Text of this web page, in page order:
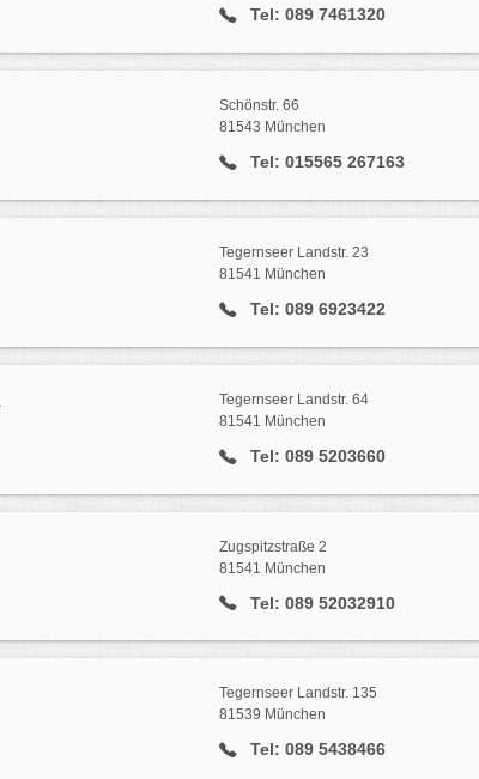
Tel: 089 7461320
Schönstr. 66
81543 München
Tel: 015565 267163
Tegernseer Landstr. 23
81541 München
Tel: 089 6923422
Tegernseer Landstr. 64
81541 München
Tel: 089 5203660
Zugspitzstraße 2
81541 München
Tel: 089 52032910
Tegernseer Landstr. 135
81539 München
Tel: 089 5438466